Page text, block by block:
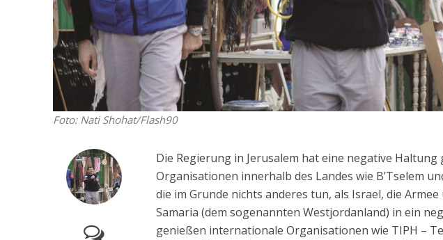
Foto: Nati Shohat/Flash90
Die Regierung in Jerusalem hat eine negative
Organisationen innerhalb des Landes wie B’Tselem
die im Grunde nichts anderes tun, als Israel, die
Samaria (dem sogenannten Westjordanland) in ein
genießen internationale Organisationen wie TIPH –